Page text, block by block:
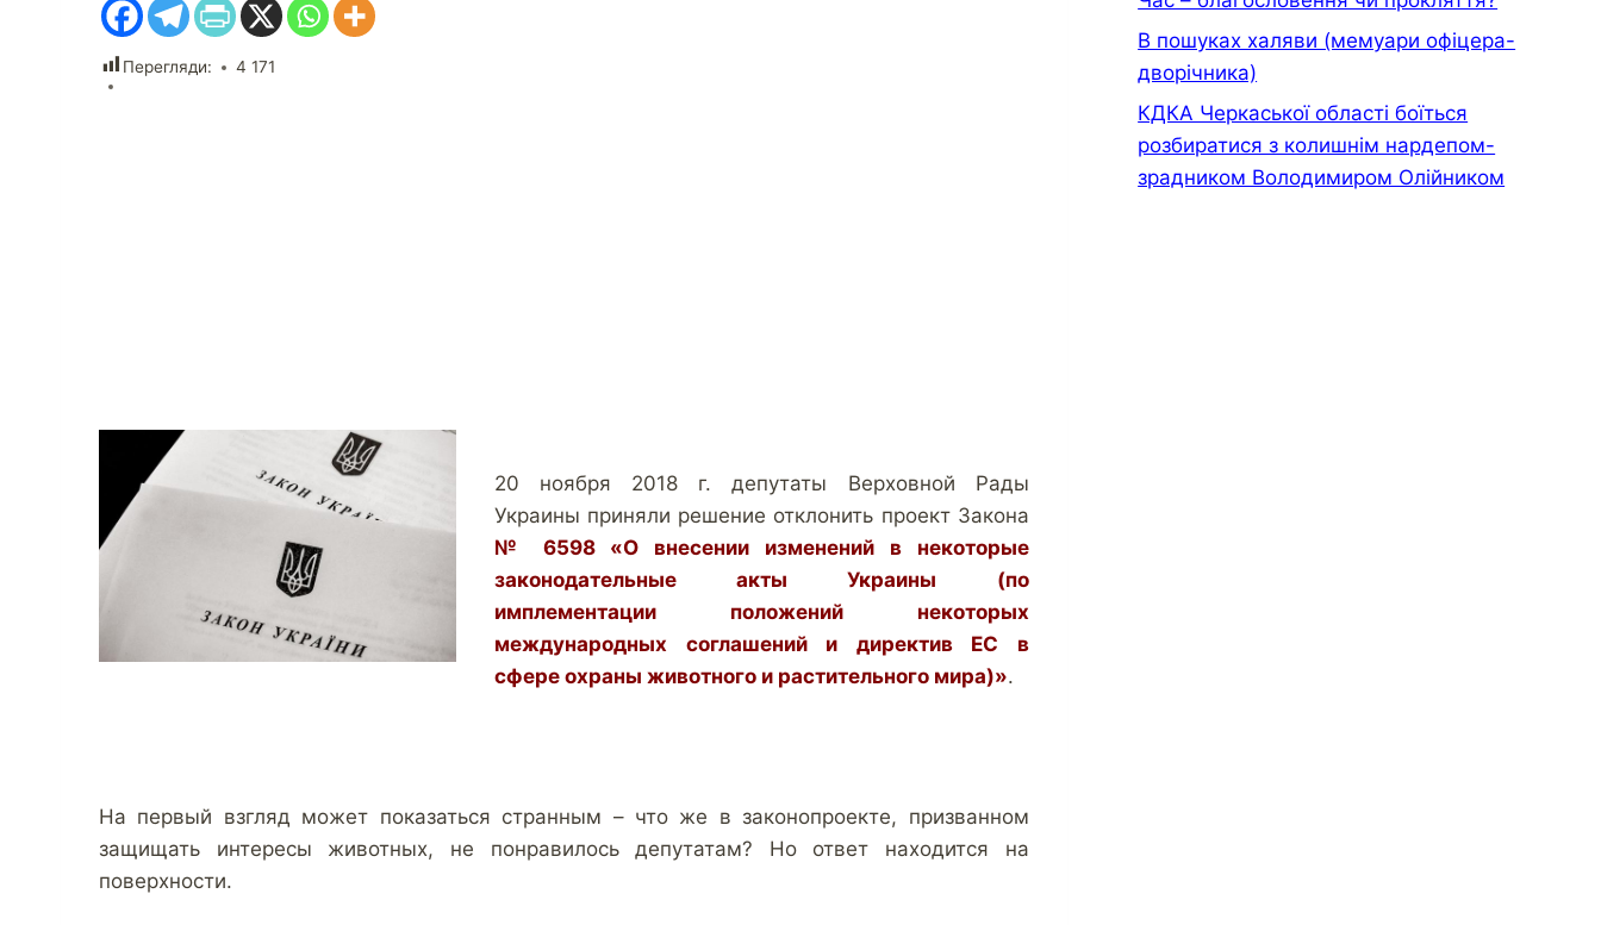
Перегляди: 4 171
20 ноября 2018 г. депутаты Верховной Рады
Украины приняли решение отклонить проект Закона
№ 6598 «О внесении изменений в некоторые
законодательные акты Украины (по
имплементации положений некоторых
международных соглашений и директив ЕС в
сфере охраны животного и растительного мира)».
На первый взгляд может показаться странным – что же в законопроекте, призванном
защищать интересы животных, не понравилось депутатам? Но ответ находится на
поверхности.
В пошуках халяви (мемуари офiцера-
дворiчника)
КДКА Черкаської області боїться
розбиратися з колишнім нардепом-
зрадником Володимиром Олійником